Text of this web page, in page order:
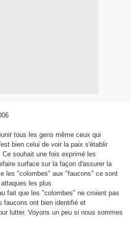
tous les gens même ceux qui
bien celui de voir la paix s'établir
souhait une fois exprimé les
surface sur la façon d'assurer la
les "colombes" aux "faucons" ce sont
les plus
fait que les "colombes" ne croient pas
faucons ont bien identifié et
lutter. Voyons un peu si nous sommes